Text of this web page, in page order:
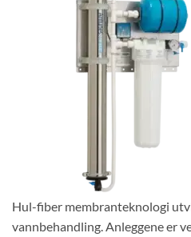
Hul-fiber membranteknologi
vannbehandling. Anleggene er